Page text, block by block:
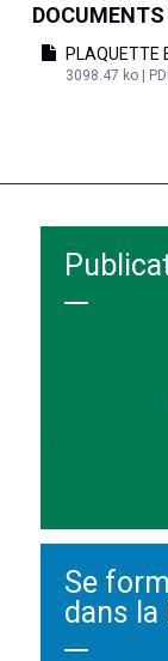
PLAQUETTE
3098.47 ko |
Se
dans la